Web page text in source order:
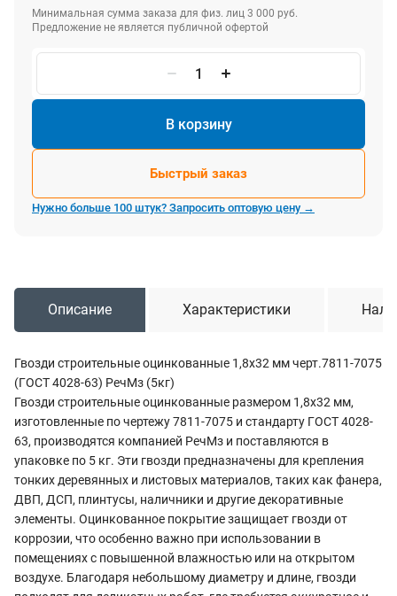
Минимальная сумма заказа для физ. лиц 3 000 руб.
Предложение не является публичной офертой
В корзину
Быстрый заказ
Нужно больше 100 штук? Запросить оптовую цену →
Описание Характеристики
Гвозди строительные оцинкованные 1,8х32 мм черт.7811-7075
(ГОСТ 4028-63) РечМз (5кг)
Гвозди строительные оцинкованные размером 1,8х32 мм,
изготовленные по чертежу 7811-7075 и стандарту ГОСТ 4028-
63, производятся компанией РечМз и поставляются в
упаковке по 5 кг. Эти гвозди предназначены для крепления
тонких деревянных и листовых материалов, таких как фанера,
ДВП, ДСП, плинтусы, наличники и другие декоративные
элементы. Оцинкованное покрытие защищает гвозди от
коррозии, что особенно важно при использовании в
помещениях с повышенной влажностью или на открытом
воздухе. Благодаря небольшому диаметру и длине, гвозди